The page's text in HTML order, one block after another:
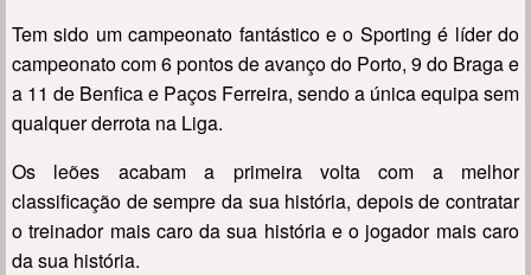
Tem sido um campeonato fantástico e o Sporting é líder do
campeonato com 6 pontos de avanço do Porto, 9 do Braga e
a 11 de Benfica e Paços Ferreira, sendo a única equipa sem
qualquer derrota na Liga.
Os leões acabam a primeira volta com a melhor
classificação de sempre da sua história, depois de contratar
o treinador mais caro da sua história e o jogador mais caro
da sua história.